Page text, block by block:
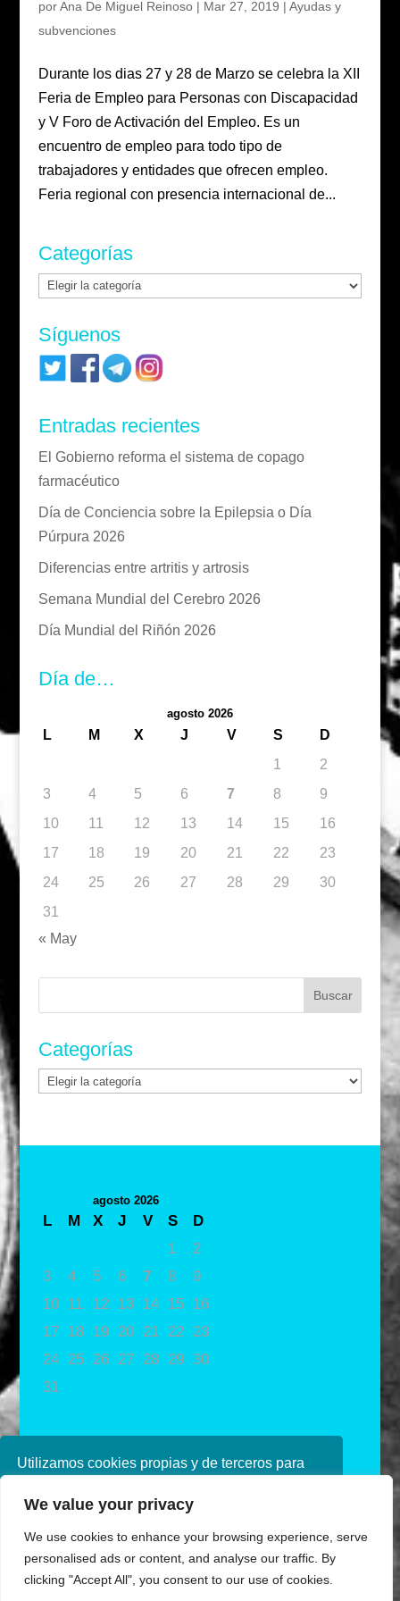
Utilizamos cookies propias y de terceros para
navegando, consideramos que acepta su uso.
política de cookies consulte nuestra
Política de
privacidad
We value your privacy
We use cookies to enhance your browsing experience, serve
personalised ads or content, and analyse our traffic. By
clicking "Accept All", you consent to our use of cookies.
porAna De Miguel Reinoso| Mar 27, 2019 | Ayudas y
subvenciones
Durante los dias 27 y 28 de Marzo se celebra la XII
Feria de Empleo para Personas con Discapacidad
y V Foro de Activación del Empleo. Es un
encuentro de empleo para todo tipo de
trabajadores y entidades que ofrecen empleo.
Feria regional con presencia internacional de...
Categorías
Categorías
Síguenos
Entradas recientes
El Gobierno reforma el sistema de copago
farmacéutico
Día de Conciencia sobre la Epilepsia o Día
Púrpura 2026
Diferencias entre artritis y artrosis
Semana Mundial del Cerebro 2026
Día Mundial del Riñón 2026
Día de…
agosto 2026
L M X J V S
D
1
2
3
4 5 6 7 8
9
10
11 12 13 14 15
16
17
18 19 20 21 22
23
24
25 26 27 28 29
30
31
« May
Buscar:
Categorías
Categorías
agosto 2026
L M X J V S
D
1
2
3
4 5 6 7 8
9
10
11 12 13 14 15
16
17
18 19 20 21 22
23
24
25 26 27 28 29 30
31